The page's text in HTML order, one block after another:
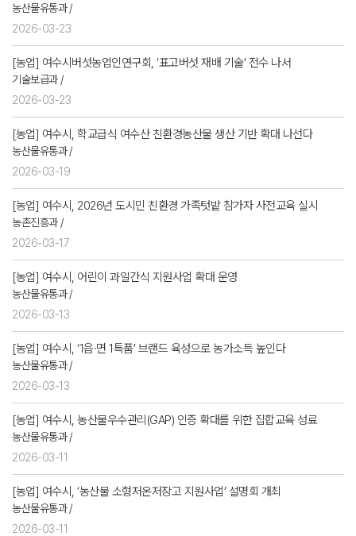
농산물유통과 /
2026-03-23
[농업] 여수시버섯농업인연구회, ‘표고버섯 재배 기술’ 전수 나서
기술보급과 /
2026-03-23
[농업] 여수시, 학교급식 여수산 친환경농산물 생산 기반 확대 나선다
농산물유통과 /
2026-03-19
[농업] 여수시, 2026년 도시민 친환경 가족텃밭 참가자 사전교육 실시
농촌진흥과 /
2026-03-17
[농업] 여수시, 어린이 과일간식 지원사업 확대 운영
농산물유통과 /
2026-03-13
[농업] 여수시, ‘1읍·면 1특품’ 브랜드 육성으로 농가소득 높인다
농산물유통과 /
2026-03-13
[농업] 여수시, 농산물우수관리(GAP) 인증 확대를 위한 집합교육 성료
농산물유통과 /
2026-03-11
[농업] 여수시, ‘농산물 소형저온저장고 지원사업’ 설명회 개최
농산물유통과 /
2026-03-11